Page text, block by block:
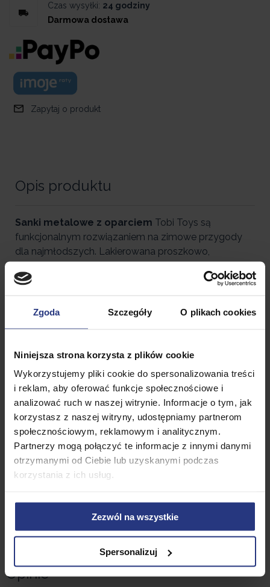
Zgoda Szczegóły O plikach cookies
Niniejsza strona korzysta z plików cookie
Wykorzystujemy pliki cookie do spersonalizowania treści
i reklam, aby oferować funkcje społecznościowe i
analizować ruch w naszej witrynie. Informacje o tym, jak
korzystasz z naszej witryny, udostępniamy partnerom
społecznościowym, reklamowym i analitycznym.
Partnerzy mogą połączyć te informacje z innymi danymi
otrzymanymi od Ciebie lub uzyskanymi podczas
korzystania z ich usług.
Zezwól na wszystkie
Spersonalizuj
Czas wysyłki: 24 godziny
Darmowa dostawa
Zapytaj o produkt
Opis produktu
Sanki metalowe z oparciem Tobi Toys są
funkcjonalnym rozwiązaniem na zimowe przygody
dla najmłodszych. Lakierowana proszkowo,
metalowa konstrukcja zabezpieczona
pianką
zapewnia wytrzymałość oraz przede
czas użytkowania orazświetne właściwości
nakładkami, aby zwiększyć bezpieczeństwo
podczas zabawy. Siedzisko posiadające szczebelki
zabezpieczone wytrzymałą pianką jest estetycznym
wykończaniem dopracowanego konceptu.
Dołączony do kompletu sznurek jest praktycznym
rozwiązaniem ułatwiającym prowadzenie sanek.
Sanki zapewniają
dobrą stabilność i sterowność
co jest szczególnie ważne podczas dynamicznych
zjazdów z górki. Korzystaj razem z dzieckiem z
Opinie